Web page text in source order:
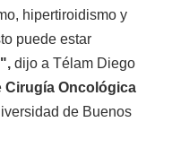
hipertiroidismo y
puede estar
dijo a Télam Diego
Cirugía Oncológica
de Buenos